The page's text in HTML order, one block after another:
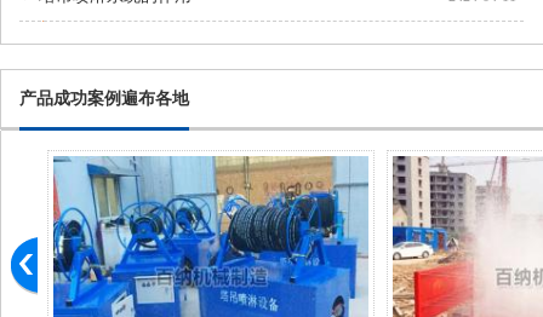
产品成功案例遍布各地